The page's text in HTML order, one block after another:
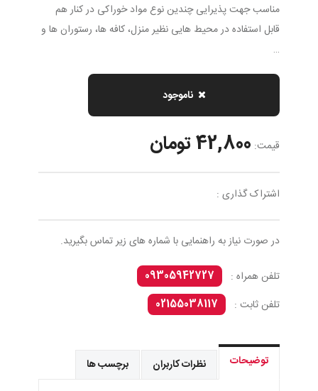
مناسب جهت پذیرایی چندین نوع مواد خوراکی در کنار هم
قابل استفاده در محیط هایی نظیر منزل، کافه ها، رستوران ها و
…
ناموجود
قیمت: 42,800 تومان
اشتراک گذاری :
در صورت نیاز به راهنمایی با شماره های زیر تماس بگیرید.
تلفن همراه :
09305942727
تلفن ثابت :
02155038117
توضیحات نظرات کاربران برچسب ها